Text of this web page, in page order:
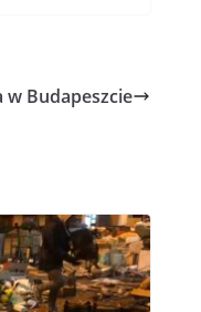
w Budapeszcie